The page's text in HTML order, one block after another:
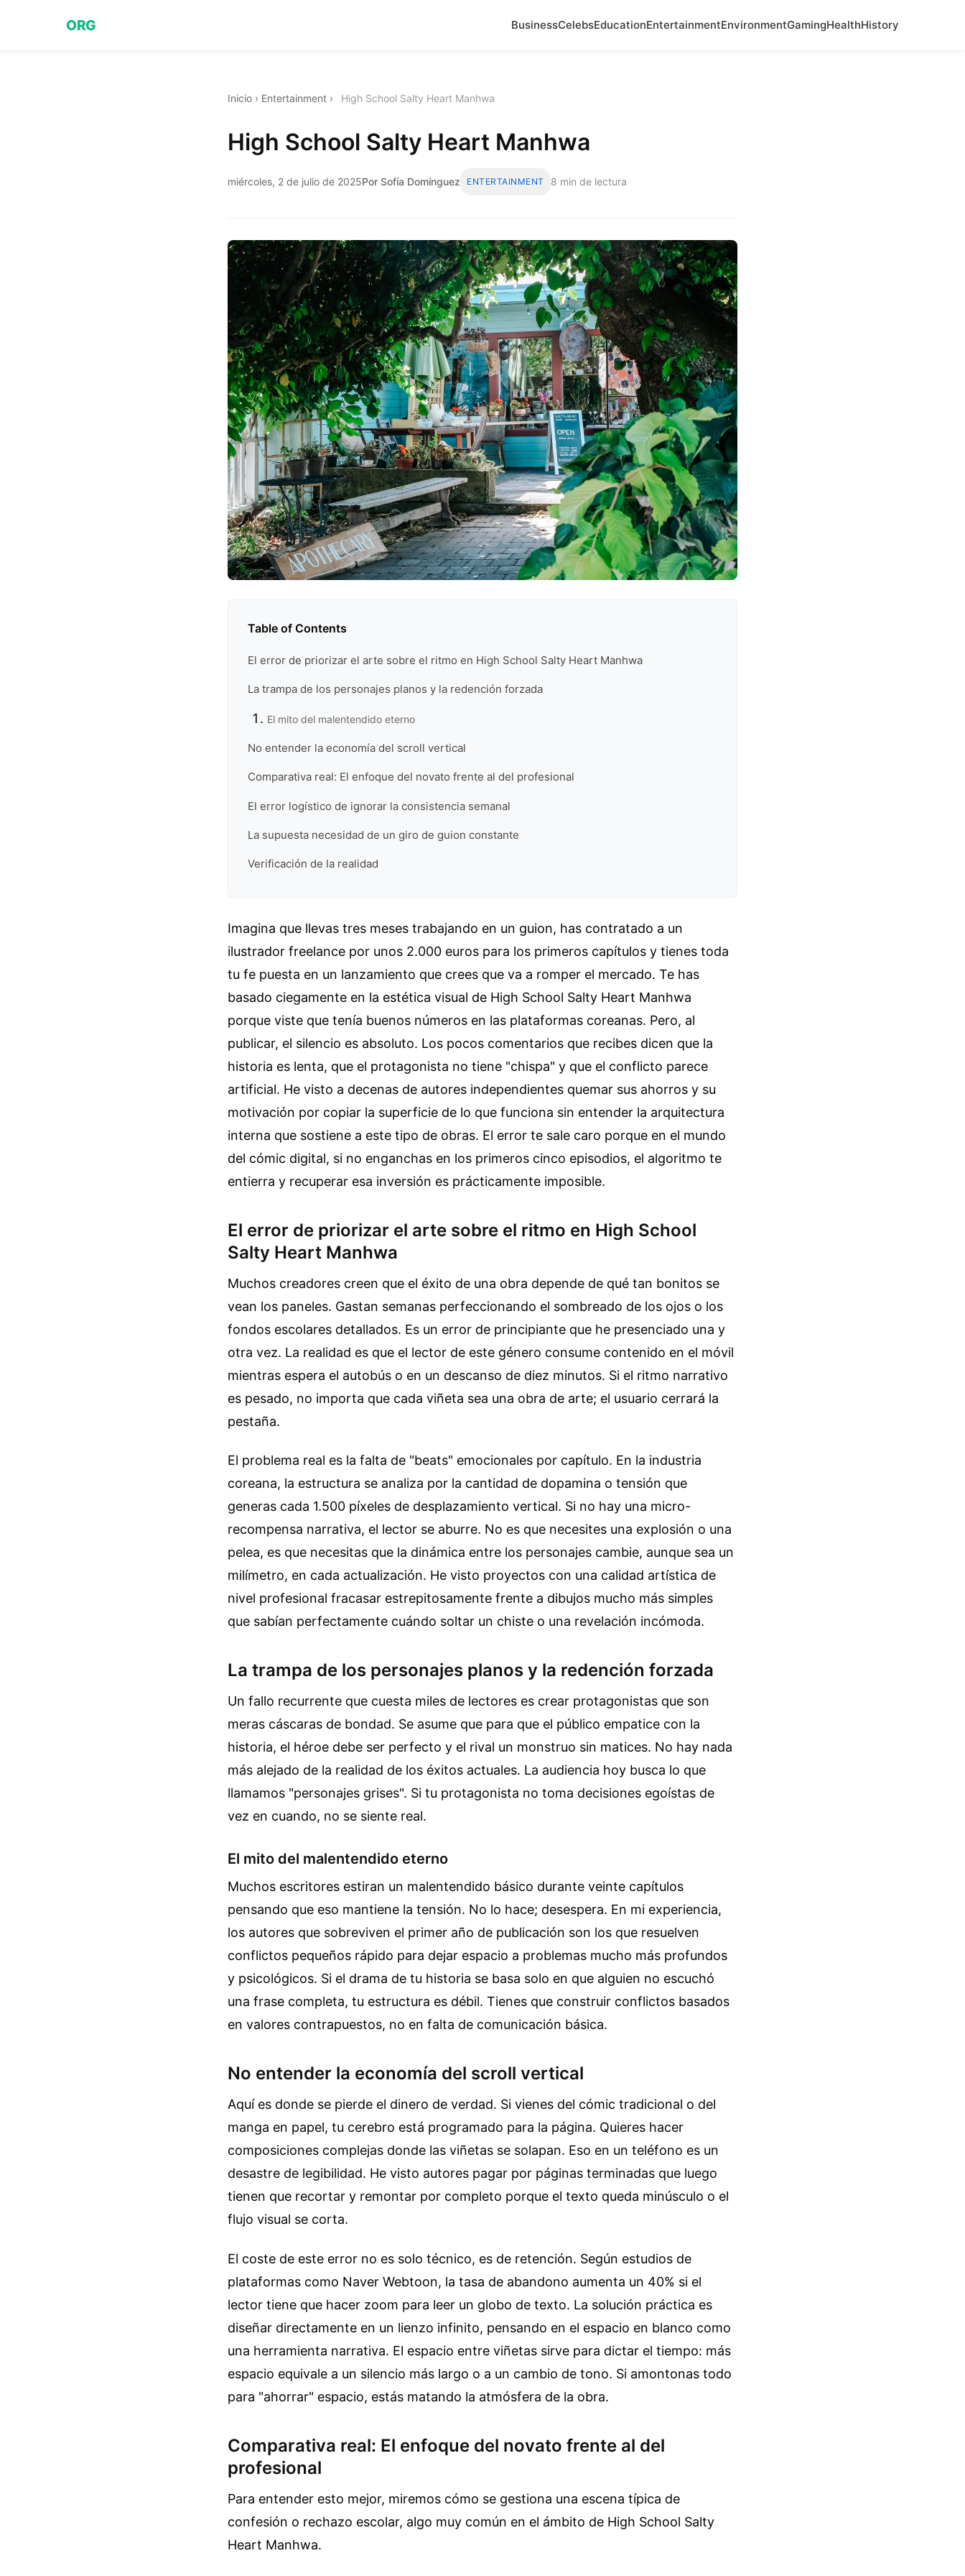
ORG BusinessCelebsEducationEntertainmentEnvironmentGamingHealthHistory
Inicio › Entertainment › High School Salty Heart Manhwa
High School Salty Heart Manhwa
miércoles, 2 de julio de 2025Por Sofía Domínguez ENTERTAINMENT 8 min de lectura
Table of Contents
El error de priorizar el arte sobre el ritmo en High School Salty Heart Manhwa
La trampa de los personajes planos y la redención forzada
El mito del malentendido eterno
No entender la economía del scroll vertical
Comparativa real: El enfoque del novato frente al del profesional
El error logístico de ignorar la consistencia semanal
La supuesta necesidad de un giro de guion constante
Verificación de la realidad
Imagina que llevas tres meses trabajando en un guion, has contratado a un
ilustrador freelance por unos 2.000 euros para los primeros capítulos y tienes toda
tu fe puesta en un lanzamiento que crees que va a romper el mercado. Te has
basado ciegamente en la estética visual de High School Salty Heart Manhwa
porque viste que tenía buenos números en las plataformas coreanas. Pero, al
publicar, el silencio es absoluto. Los pocos comentarios que recibes dicen que la
historia es lenta, que el protagonista no tiene "chispa" y que el conflicto parece
artificial. He visto a decenas de autores independientes quemar sus ahorros y su
motivación por copiar la superficie de lo que funciona sin entender la arquitectura
interna que sostiene a este tipo de obras. El error te sale caro porque en el mundo
del cómic digital, si no enganchas en los primeros cinco episodios, el algoritmo te
entierra y recuperar esa inversión es prácticamente imposible.
El error de priorizar el arte sobre el ritmo en High School
Salty Heart Manhwa
Muchos creadores creen que el éxito de una obra depende de qué tan bonitos se
vean los paneles. Gastan semanas perfeccionando el sombreado de los ojos o los
fondos escolares detallados. Es un error de principiante que he presenciado una y
otra vez. La realidad es que el lector de este género consume contenido en el móvil
mientras espera el autobús o en un descanso de diez minutos. Si el ritmo narrativo
es pesado, no importa que cada viñeta sea una obra de arte; el usuario cerrará la
pestaña.
El problema real es la falta de "beats" emocionales por capítulo. En la industria
coreana, la estructura se analiza por la cantidad de dopamina o tensión que
generas cada 1.500 píxeles de desplazamiento vertical. Si no hay una micro-
recompensa narrativa, el lector se aburre. No es que necesites una explosión o una
pelea, es que necesitas que la dinámica entre los personajes cambie, aunque sea un
milímetro, en cada actualización. He visto proyectos con una calidad artística de
nivel profesional fracasar estrepitosamente frente a dibujos mucho más simples
que sabían perfectamente cuándo soltar un chiste o una revelación incómoda.
La trampa de los personajes planos y la redención forzada
Un fallo recurrente que cuesta miles de lectores es crear protagonistas que son
meras cáscaras de bondad. Se asume que para que el público empatice con la
historia, el héroe debe ser perfecto y el rival un monstruo sin matices. No hay nada
más alejado de la realidad de los éxitos actuales. La audiencia hoy busca lo que
llamamos "personajes grises". Si tu protagonista no toma decisiones egoístas de
vez en cuando, no se siente real.
El mito del malentendido eterno
Muchos escritores estiran un malentendido básico durante veinte capítulos
pensando que eso mantiene la tensión. No lo hace; desespera. En mi experiencia,
los autores que sobreviven el primer año de publicación son los que resuelven
conflictos pequeños rápido para dejar espacio a problemas mucho más profundos
y psicológicos. Si el drama de tu historia se basa solo en que alguien no escuchó
una frase completa, tu estructura es débil. Tienes que construir conflictos basados
en valores contrapuestos, no en falta de comunicación básica.
No entender la economía del scroll vertical
Aquí es donde se pierde el dinero de verdad. Si vienes del cómic tradicional o del
manga en papel, tu cerebro está programado para la página. Quieres hacer
composiciones complejas donde las viñetas se solapan. Eso en un teléfono es un
desastre de legibilidad. He visto autores pagar por páginas terminadas que luego
tienen que recortar y remontar por completo porque el texto queda minúsculo o el
flujo visual se corta.
El coste de este error no es solo técnico, es de retención. Según estudios de
plataformas como Naver Webtoon, la tasa de abandono aumenta un 40% si el
lector tiene que hacer zoom para leer un globo de texto. La solución práctica es
diseñar directamente en un lienzo infinito, pensando en el espacio en blanco como
una herramienta narrativa. El espacio entre viñetas sirve para dictar el tiempo: más
espacio equivale a un silencio más largo o a un cambio de tono. Si amontonas todo
para "ahorrar" espacio, estás matando la atmósfera de la obra.
Comparativa real: El enfoque del novato frente al del
profesional
Para entender esto mejor, miremos cómo se gestiona una escena típica de
confesión o rechazo escolar, algo muy común en el ámbito de High School Salty
Heart Manhwa.